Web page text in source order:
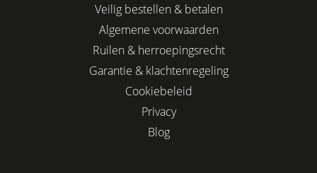
Veilig bestellen & betalen
Algemene voorwaarden
Ruilen & herroepingsrecht
Garantie & klachtenregeling
Cookiebeleid
Privacy
Blog